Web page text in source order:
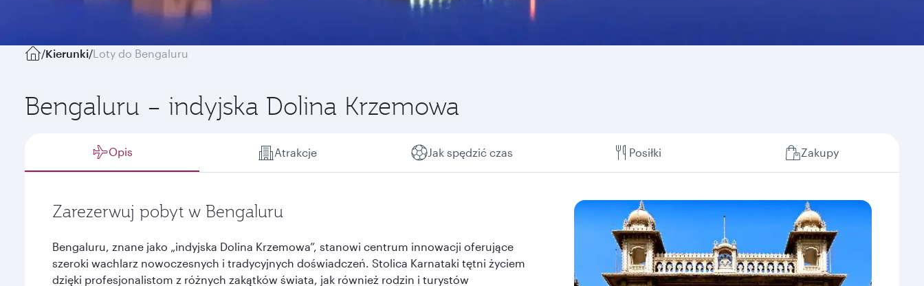
/Kierunki/Loty do Bengaluru
Bengaluru – indyjska Dolina Krzemowa
Opis Atrakcje Jak spędzić czas Posiłki Zakupy
Zarezerwuj pobyt w Bengaluru
Bengaluru, znane jako „indyjska Dolina Krzemowa”, stanowi centrum innowacji oferujące
szeroki wachlarz nowoczesnych i tradycyjnych doświadczeń. Stolica Karnataki tętni życiem
dzięki profesjonalistom z różnych zakątków świata, jak również rodzin i turystów